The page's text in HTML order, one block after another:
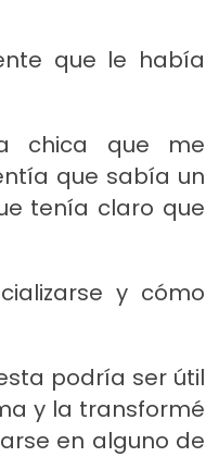
que le había
chica que me
que sabía un
tenía claro que
y cómo
podría ser útil
y la transformé
en alguno de